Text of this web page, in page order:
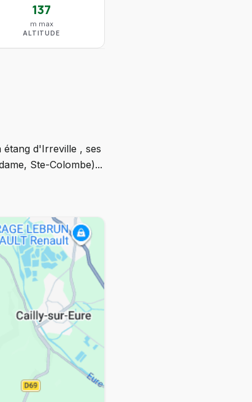
137
m max
ALTITUDE
d'Irreville , ses
Ste-Colombe)...